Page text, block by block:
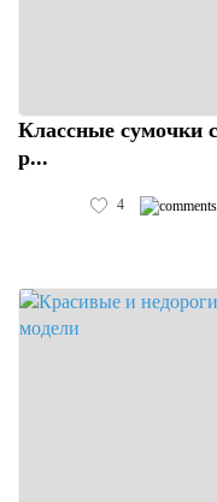
Классные сумочки
р...
4